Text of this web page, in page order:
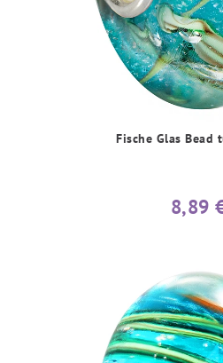
Fische Glas Bead
8,89